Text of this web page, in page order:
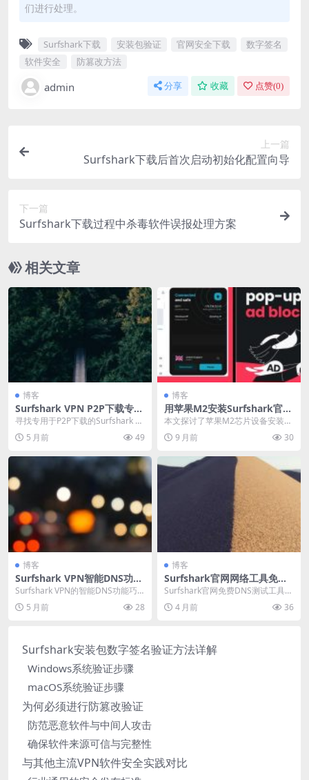
们进行处理。
Surfshark下载 安装包验证 官网安全下载
数字签名
软件安全
防篡改方法
admin 分享 收藏 点赞(0)
上一篇
Surfshark下载后首次启动初始化配置向导
下一篇
Surfshark下载过程中杀毒软件误报处理方案
相关文章
博客
Surfshark VPN P2P下载专用
服务器推荐
寻找专用于P2P下载的Surfshark VP
N服务器？虽然Surfshark未...
5 月前 49
博客
用苹果M2安装Surfshark官网
包会闪退回桌面吗
本文探讨了苹果M2芯片设备安装使
用Surfshark VPN时可能出现的闪退
问题...9 月前 30
博客
Surfshark VPN智能DNS功能
设置与使用场景
Surfshark VPN的智能DNS功能巧
妙整合于CleanWeb套件中，实现...
5 月前 28
博客
Surfshark官网网络工具免费
DNS测试服务
Surfshark官网免费DNS测试工具是
一款在线网络诊断服务，能快速检
测当前设...
4 月前 36
Surfshark安装包数字签名验证方法详解
Windows系统验证步骤
macOS系统验证步骤
为何必须进行防篡改验证
防范恶意软件与中间人攻击
确保软件来源可信与完整性
与其他主流VPN软件安全实践对比